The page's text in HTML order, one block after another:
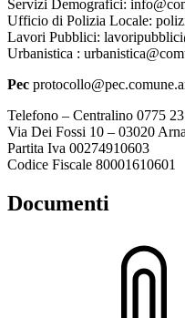
Servizi Demografici:
Ufficio di Polizia Locale:
Lavori Pubblici:
Urbanistica :
Pec
Telefono – Centralino 0775
Via Dei Fossi 10 – 03020
Partita Iva 00274910603
Codice Fiscale 80001610601
Documenti